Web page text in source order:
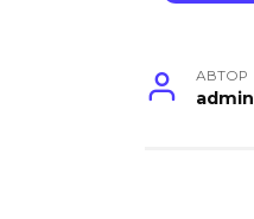
АВТОР
admin